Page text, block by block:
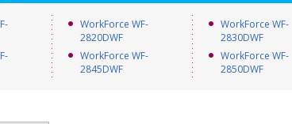
WorkForce WF-
2820DWF
WorkForce WF-
2830DWF
WorkForce WF-
2845DWF
WorkForce WF-
2850DWF